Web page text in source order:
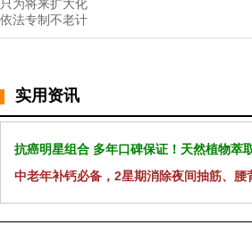
只为将来扩大化
依法专制不老计
实用资讯
抗癌明星组合 多年口碑保证！天然植物萃
中老年补钙必备，2星期消除夜间抽筋、